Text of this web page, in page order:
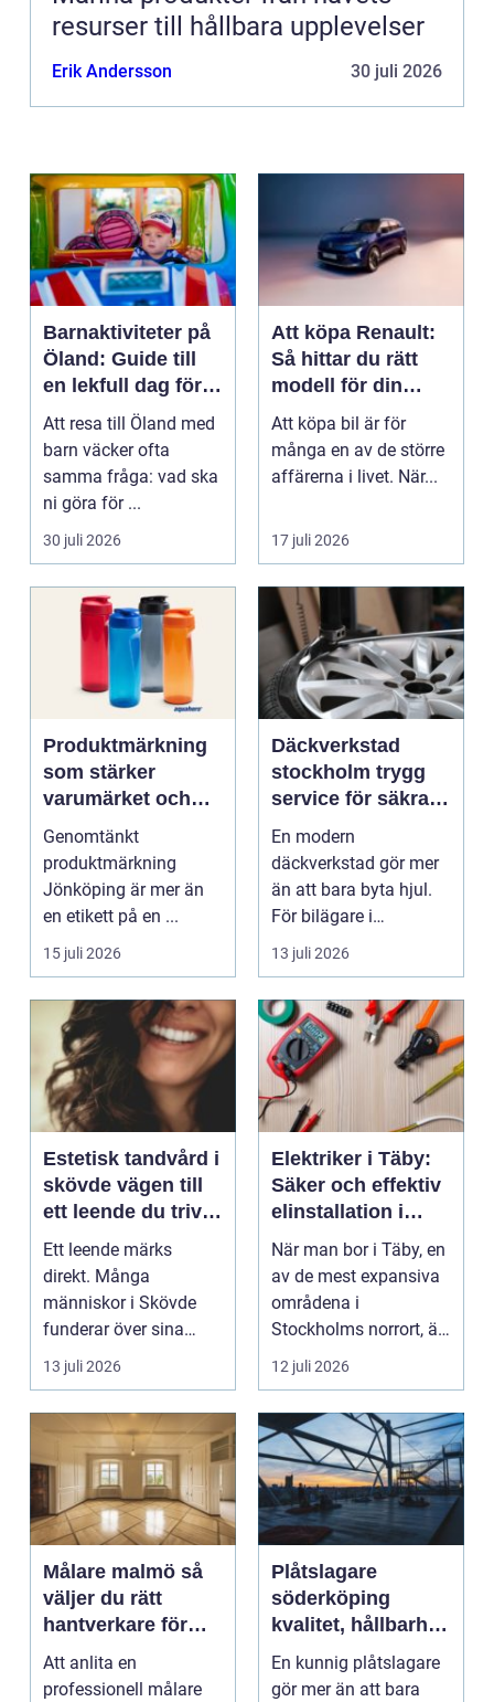
resurser till hållbara upplevelser
Erik Andersson 30 juli 2026
Barnaktiviteter på
Öland: Guide till
en lekfull dag för
hela familjen
Att resa till Öland med
barn väcker ofta
samma fråga: vad ska
ni göra för ...
30 juli 2026
Att köpa Renault:
Så hittar du rätt
modell för din
vardag
Att köpa bil är för
många en av de större
affärerna i livet. När...
17 juli 2026
Produktmärkning
som stärker
varumärket och
förenklar vardagen
Genomtänkt
produktmärkning
Jönköping är mer än
en etikett på en ...
15 juli 2026
Däckverkstad
stockholm trygg
service för säkra
mil året runt
En modern
däckverkstad gör mer
än att bara byta hjul.
För bilägare i
Stockholm handlar
valet av däck...
13 juli 2026
Estetisk tandvård i
skövde vägen till
ett leende du trivs
med
Ett leende märks
direkt. Många
människor i Skövde
funderar över sina
tänder, men skjuter
upp att gör...
13 juli 2026
Elektriker i Täby:
Säker och effektiv
elinstallation i
norrort
När man bor i Täby, en
av de mest expansiva
områdena i
Stockholms norrort, är
b...
12 juli 2026
Målare malmö så
väljer du rätt
hantverkare för
hem och företag
Att anlita en
professionell målare
Plåtslagare
söderköping
kvalitet, hållbarhet
och tryggt
takarbete
En kunnig plåtslagare
gör mer än att bara